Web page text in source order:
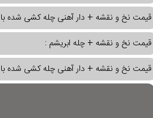
قیمت نخ و نقشه + دار آهنی چله کشی شده با
قیمت نخ و نقشه + چله ابریشم :
قیمت نخ و نقشه + دار آهنی چله کشی شده با